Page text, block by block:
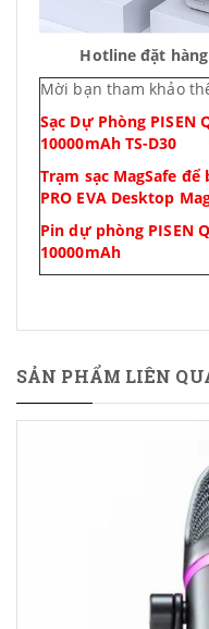
Hotline đặt hàng
Mời bạn tham khảo
Sạc Dự Phòng PISEN
10000mAh TS-D30
Trạm sạc MagSafe để
PRO EVA Desktop
Pin dự phòng PISEN
10000mAh
SẢN PHẨM LIÊN